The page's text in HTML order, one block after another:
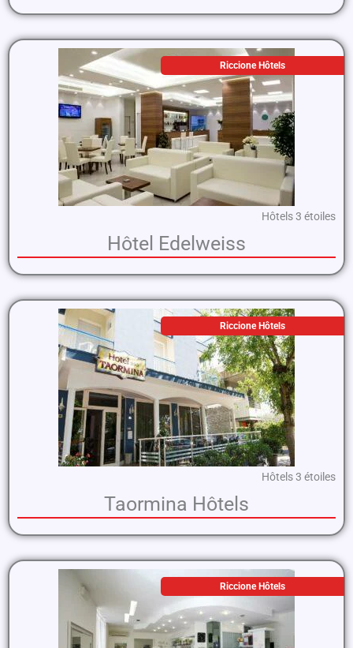
Riccione Hôtels
Hôtels 3 étoiles
Hôtel Edelweiss
Riccione Hôtels
Hôtels 3 étoiles
Taormina Hôtels
Riccione Hôtels